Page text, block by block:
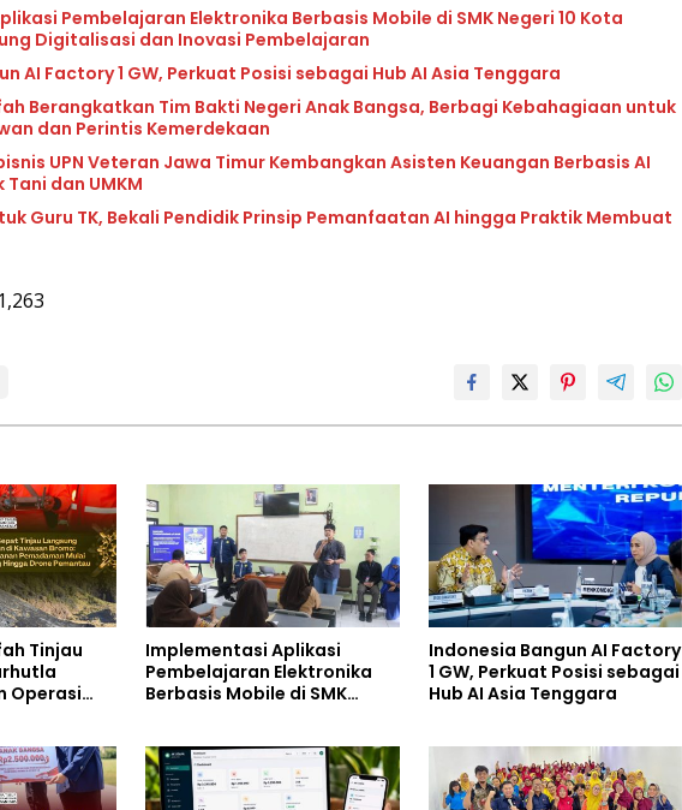
Pembelajaran Elektronika Berbasis Mobile di SMK Negeri 10 Kota
Digitalisasi dan Inovasi Pembelajaran
AI Factory 1 GW, Perkuat Posisi sebagai Hub AI Asia Tenggara
Berangkatkan Tim Bakti Negeri Anak Bangsa, Berbagi Kebahagiaan untuk
dan Perintis Kemerdekaan
UPN Veteran Jawa Timur Kembangkan Asisten Keuangan Berbasis AI
dan UMKM
Guru TK, Bekali Pendidik Prinsip Pemanfaatan AI hingga Praktik Membuat
1,263
Tinjau
Operasi
Implementasi Aplikasi
Pembelajaran Elektronika
Berbasis Mobile di SMK
Inovasi Pembelajaran
Indonesia Bangun AI Factory
1 GW, Perkuat Posisi sebagai
Hub AI Asia Tenggara